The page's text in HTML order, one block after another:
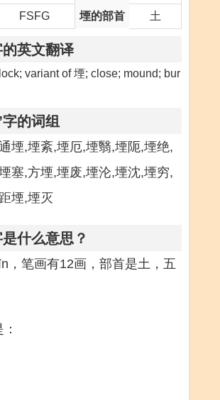
FSFG 堙的部首 土
的英文翻译
variant of 堙; close; mound; bur
的词组
堙,堙紊,堙厄,堙翳,堙阨,堙绝,
塞,方堙,堙废,堙沦,堙沈,堙穷,
堙,堙灭
什么意思？
，笔画有12画，部首是土，五